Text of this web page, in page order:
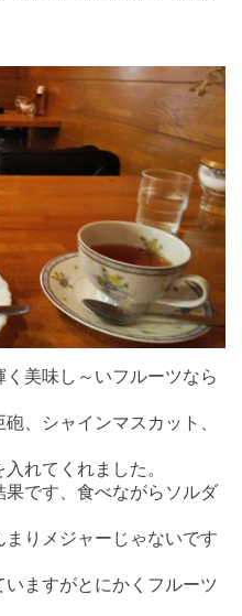
美味し～いフルーツなら
、シャインマスカット、
れてくれました。
です、食べながらソルダ
りメジャーじゃないです
ますがとにかくフルーツ